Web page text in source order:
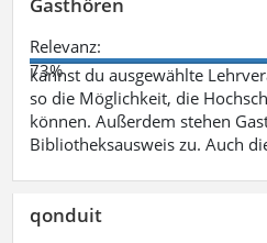
Relevanz:
73%
kannst du ausgewählte
so die Möglichkeit, die
können. Außerdem stehen
Bibliotheksausweis zu. Auch
qonduit